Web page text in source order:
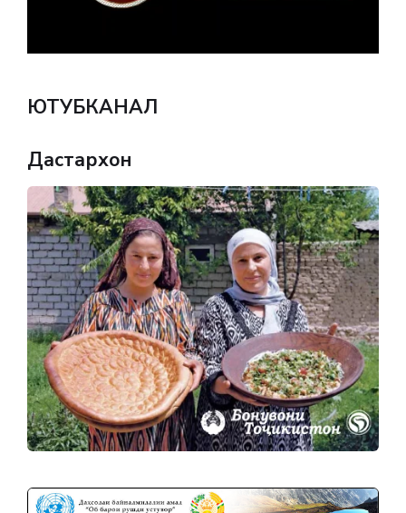
ЮТУБКАНАЛ
Дастархон